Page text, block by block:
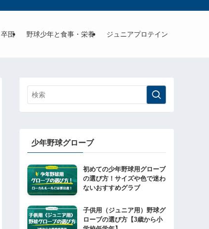
卒団 野球少年と食事・栄養 ジュニアプロテイン
少年野球グローブ
初めての少年野球用グローブ
の選び方！サイズや色で迷わ
ないおすすめグラブ
子供用（ジュニア用）野球グ
ローブの選び方【3歳から小